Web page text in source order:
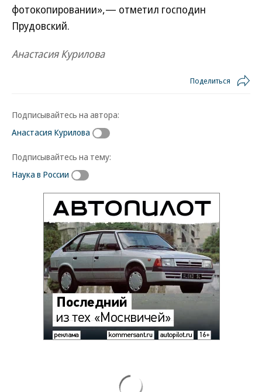
фотокопировании»,— отметил господин
Прудовский.
Анастасия Курилова
Поделиться
Подписывайтесь на автора:
Анастасия Курилова
Подписывайтесь на тему:
Наука в России